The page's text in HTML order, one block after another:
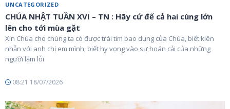
UNCATEGORIZED
CHÚA NHẬT TUẦN XVI – TN : Hãy cứ để cả hai cùng lớn
lên cho tới mùa gặt
Xin Chúa cho chúng ta có được trái tim bao dung của Chúa, biết kiên
nhẫn với anh chị em mình, biết hy vọng vào sự hoán cải của những
người lầm lỗi
08:21 18/07/2026